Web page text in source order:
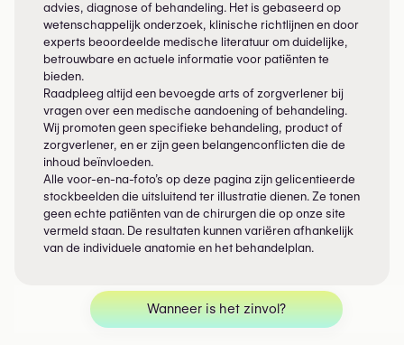
advies, diagnose of behandeling. Het is gebaseerd op
wetenschappelijk onderzoek, klinische richtlijnen en door
experts beoordeelde medische literatuur om duidelijke,
betrouwbare en actuele informatie voor patiënten te
bieden.
Raadpleeg altijd een bevoegde arts of zorgverlener bij
vragen over een medische aandoening of behandeling.
Wij promoten geen specifieke behandeling, product of
zorgverlener, en er zijn geen belangenconflicten die de
inhoud beïnvloeden.
Alle voor-en-na-foto’s op deze pagina zijn gelicentieerde
stockbeelden die uitsluitend ter illustratie dienen. Ze tonen
geen echte patiënten van de chirurgen die op onze site
vermeld staan. De resultaten kunnen variëren afhankelijk
van de individuele anatomie en het behandelplan.
Wanneer is het zinvol?